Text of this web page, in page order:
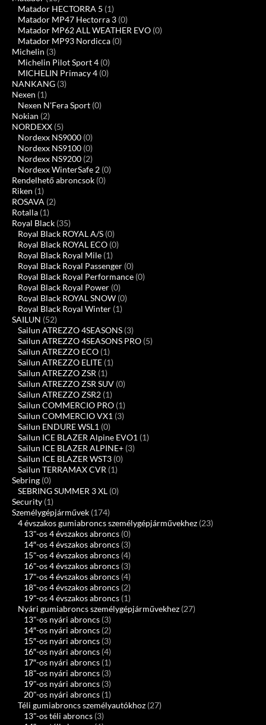
Matador HECTORRA 5 (1)
Matador MP47 Hectorra 3 (0)
Matador MP62 ALL WEATHER EVO (0)
Matador MP93 Nordicca (0)
Michelin (3)
Michelin Pilot Sport 4 (0)
MICHELIN Primacy 4 (0)
NANKANG (3)
Nexen (1)
Nexen N'Fera Sport (0)
Nokian (2)
NORDEXX (5)
Nordexx NS9000 (0)
Nordexx NS9100 (0)
Nordexx NS9200 (2)
Nordexx WinterSafe 2 (0)
Rendelhető abroncsok (0)
Riken (1)
ROSAVA (2)
Rotalla (1)
Royal Black (35)
Royal Black ROYAL A/S (0)
Royal Black ROYAL ECO (0)
Royal Black Royal Mile (1)
Royal Black Royal Passenger (0)
Royal Black Royal Performance (0)
Royal Black Royal Power (0)
Royal Black ROYAL SNOW (0)
Royal Black Royal Winter (1)
SAILUN (52)
Sailun ATREZZO 4SEASONS (3)
Sailun ATREZZO 4SEASONS PRO (5)
Sailun ATREZZO ECO (1)
Sailun ATREZZO ELITE (1)
Sailun ATREZZO ZSR (1)
Sailun ATREZZO ZSR SUV (0)
Sailun ATREZZO ZSR2 (1)
Sailun COMMERCIO PRO (1)
Sailun COMMERCIO VX1 (3)
Sailun ENDURE WSL1 (0)
Sailun ICE BLAZER Alpine EVO1 (1)
Sailun ICE BLAZER ALPINE+ (3)
Sailun ICE BLAZER WST3 (0)
Sailun TERRAMAX CVR (1)
Sebring (0)
SEBRING SUMMER 3 XL (0)
Security (1)
Személygépjárművek (174)
4 évszakos gumiabroncs személygépjárművekhez (23)
13"-os 4 évszakos abroncs (0)
14″-os 4 évszakos abroncs (3)
15"-os 4 évszakos abroncs (4)
16"-os 4 évszakos abroncs (3)
17"-os 4 évszakos abroncs (4)
18"-os 4 évszakos abroncs (2)
19"-os 4 évszakos abroncs (1)
Nyári gumiabroncs személygépjárművekhez (27)
13"-os nyári abroncs (3)
14″-os nyári abroncs (2)
15″-os nyári abroncs (3)
16″-os nyári abroncs (4)
17″-os nyári abroncs (1)
18"-os nyári abroncs (3)
19"-os nyári abroncs (3)
20"-os nyári abroncs (1)
Téli gumiabroncs személyautókhoz (27)
13"-os téli abroncs (3)